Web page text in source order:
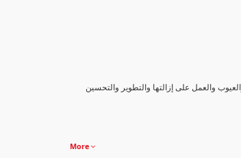
والعمل على إزالتها والتطوير والتحسين
More